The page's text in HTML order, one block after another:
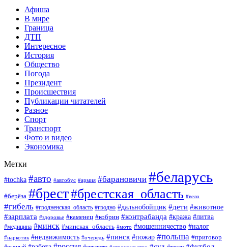
Афиша
В мире
Граница
ДТП
Интересное
История
Общество
Погода
Президент
Происшествия
Публикации читателей
Разное
Спорт
Транспорт
Фото и видео
Экономика
Метки
#tochka #авто #автобус #армия #барановичи #беларусь
#берёза #брест#брестская_область #вело
#гибель #гродненская_область #гродно #дальнобойщик #дети #животное
#зарплата #здоровье #каменец #кобрин #контрабанда #кража #литва
#медицина #минск #минская_область #мото #мошенничество #налог
#наркотик #недвижимость #очередь #пинск #пожар #польша #приговор